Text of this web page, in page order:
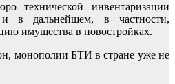
технической инвентаризации
и в дальнейшем, в частности,
имущества в новостройках.
монополии БТИ в стране уже не